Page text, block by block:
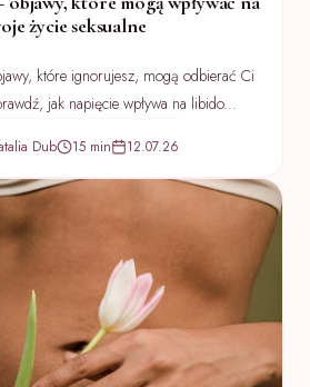
życie seksualne
które ignorujesz, mogą odbierać Ci
jak napięcie wpływa na libido...
Dub 15 min 12.07.26